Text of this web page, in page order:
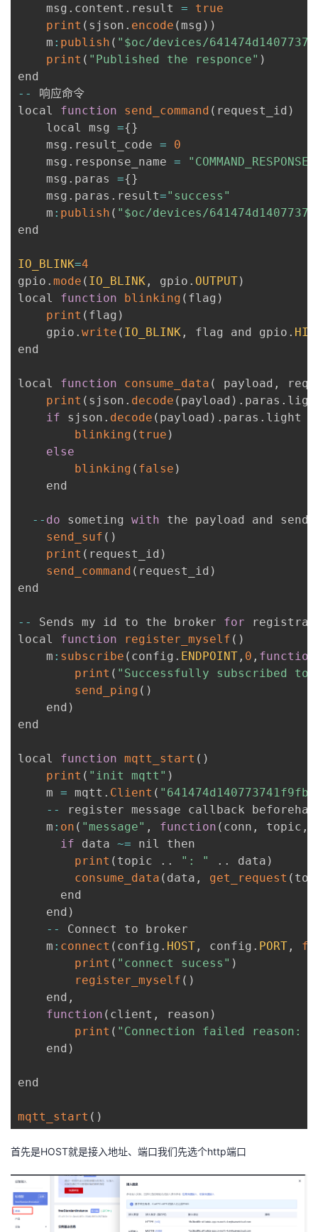
	msg
. content . result =
true
print ( sjson . encode ( msg ) )
	m
: publish ( "$oc/devices/
print ( "Published the responce" )
--
响应命令
local function send_command ( request_id )
	local msg
={}
	msg
. result_code =
0
	msg
. response_name =
"COMMAND_RESPONSE"
	msg
. paras ={}
	msg
. paras . result="success"
	m
: publish ( "$oc/devices/
end
IO_BLINK=4
gpio . mode ( IO_BLINK , gpio . OUTPUT)
local function blinking ( flag )
print ( flag )
	gpio
. write ( IO_BLINK , flag and gpio .
end
local function consume_data ( payload ,
print ( sjson . decode ( payload ) . paras .
if sjson . decode ( payload ) . paras . light
blinking ( true )
else
blinking ( false )
-- do someting with the payload and send
send_suf ( )
print ( request_id )
send_command ( request_id )
end
-- Sends my id to the broker for
local function register_myself ( )
    m
: subscribe ( config . ENDPOINT , 0 , function
print ( "Successfully subscribed to
send_ping ( )
    end
)
end
local function mqtt_start ( )
print ( "init mqtt" )
    m
= mqtt . Client (
--
register message callback
    m
: on ( "message" , function ( conn , topic ,
if data ~= nil then
print ( topic . . ": " . . data )
consume_data ( data , get_request (
      end
    end
)
--
Connect to broker
    m
: connect ( config . HOST , config . PORT ,
print ( "connect sucess" )
register_myself ( )
    end
,
function ( client , reason )
print ( "Connection failed reason: "
	end
)
end
mqtt_start ( )
首先是HOST就是接入地址、端口我们先选个http端口